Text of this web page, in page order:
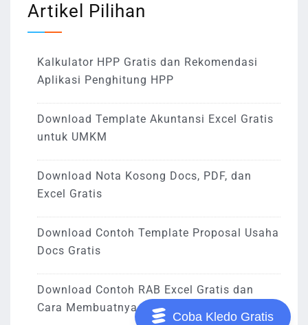
Coba Kledo Gratis
Artikel Pilihan
Kalkulator HPP Gratis dan Rekomendasi
Aplikasi Penghitung HPP
Download Template Akuntansi Excel Gratis
untuk UMKM
Download Nota Kosong Docs, PDF, dan
Excel Gratis
Download Contoh Template Proposal Usaha
Docs Gratis
Download Contoh RAB Excel Gratis dan
Cara Membuatnya